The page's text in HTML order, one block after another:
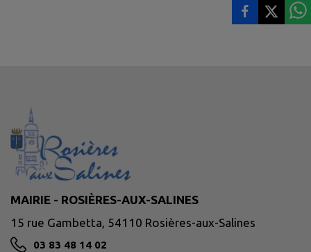
MAIRIE - ROSIÈRES-AUX-SALINES
15 rue Gambetta, 54110 Rosières-aux-Salines
03 83 48 14 02